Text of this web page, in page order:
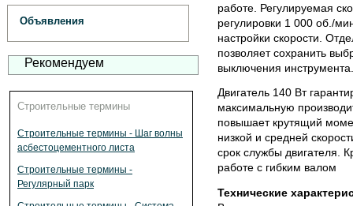
Объявления
Рекомендуем
Строительные термины
Строительные термины - Шаг волны
асбестоцементного листа
Строительные термины -
Регулярный парк
работе. Регулируемая
регулировки 1 000 об./
настройки скорости.
позволяет сохранить
выключения инструмента.
Двигатель 140 Вт
максимальную
повышает крутящий
низкой и средней
срок службы двигателя.
работе с гибким валом
Технические